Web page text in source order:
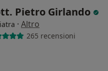
Pietro Girlando
· Altro
265 recensioni